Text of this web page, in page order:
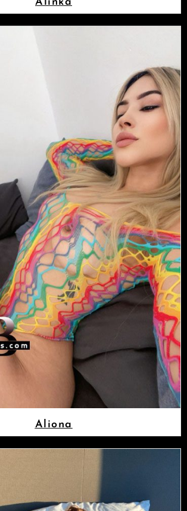
Aliona